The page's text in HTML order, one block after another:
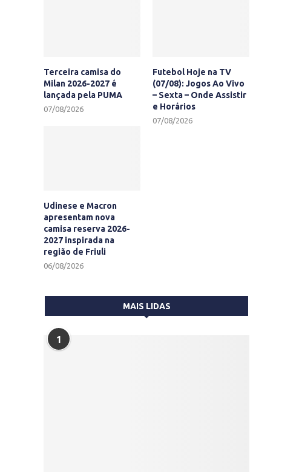
Terceira camisa do
Milan 2026-2027 é
lançada pela PUMA
07/08/2026
Futebol Hoje na TV
(07/08): Jogos Ao Vivo
– Sexta – Onde Assistir
e Horários
07/08/2026
Udinese e Macron
apresentam nova
camisa reserva 2026-
2027 inspirada na
região de Friuli
06/08/2026
MAIS LIDAS
1